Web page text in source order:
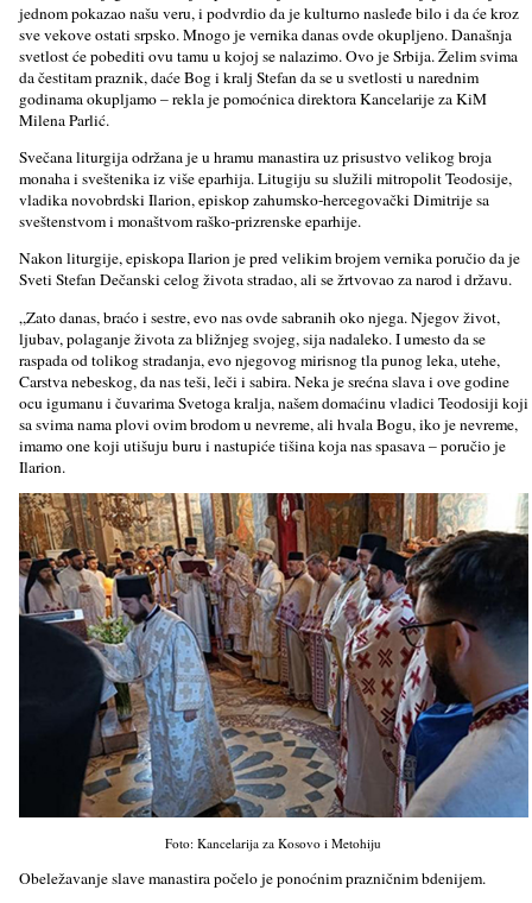
jednom pokazao našu veru, i podvrdio da je kulturno nasleđe bilo i da će kroz
sve vekove ostati srpsko. Mnogo je vernika danas ovde okupljeno. Današnja
svetlost će pobediti ovu tamu u kojoj se nalazimo. Ovo je Srbija. Želim svima
da čestitam praznik, daće Bog i kralj Stefan da se u svetlosti u narednim
godinama okupljamo – rekla je pomoćnica direktora Kancelarije za KiM
Milena Parlić.
Svečana liturgija održana je u hramu manastira uz prisustvo velikog broja
monaha i sveštenika iz više eparhija. Litugiju su služili mitropolit Teodosije,
vladika novobrdski Ilarion, episkop zahumsko-hercegovački Dimitrije sa
sveštenstvom i monaštvom raško-prizrenske eparhije.
Nakon liturgije, episkopa Ilarion je pred velikim brojem vernika poručio da je
Sveti Stefan Dečanski celog života stradao, ali se žrtvovao za narod i državu.
„Zato danas, braćo i sestre, evo nas ovde sabranih oko njega. Njegov život,
ljubav, polaganje života za bližnjeg svojeg, sija nadaleko. I umesto da se
raspada od tolikog stradanja, evo njegovog mirisnog tla punog leka, utehe,
Carstva nebeskog, da nas teši, leči i sabira. Neka je srećna slava i ove godine
ocu igumanu i čuvarima Svetoga kralja, našem domaćinu vladici Teodosiji koji
sa svima nama plovi ovim brodom u nevreme, ali hvala Bogu, iko je nevreme,
imamo one koji utišuju buru i nastupiće tišina koja nas spasava – poručio je
Ilarion.
Foto: Kancelarija za Kosovo i Metohiju
Obeležavanje slave manastira počelo je ponoćnim prazničnim bdenijem.